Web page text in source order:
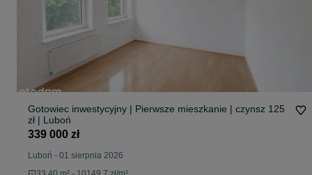
Gotowiec inwestycyjny | Pierwsze mieszkanie | czynsz 125
zł | Luboń
339 000 zł
Luboń - 01 sierpnia 2026